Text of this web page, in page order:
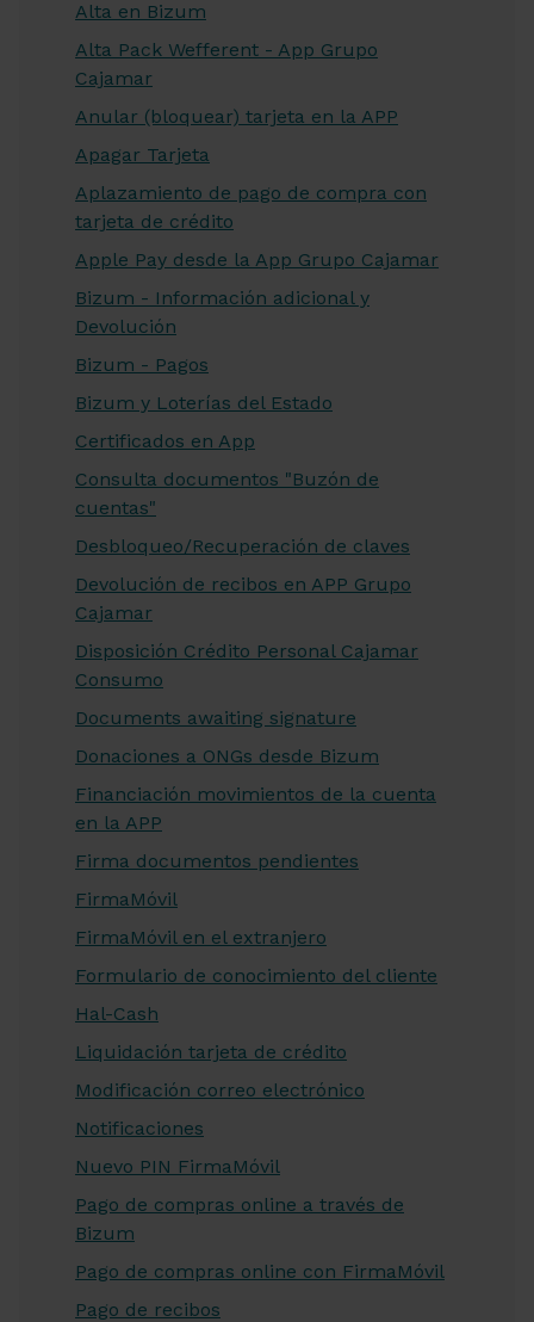
Alta en Bizum
Alta Pack Wefferent - App Grupo
Cajamar
Anular (bloquear) tarjeta en la APP
Apagar Tarjeta
Aplazamiento de pago de compra con
tarjeta de crédito
Apple Pay desde la App Grupo Cajamar
Bizum - Información adicional y
Devolución
Bizum - Pagos
Bizum y Loterías del Estado
Certificados en App
Consulta documentos "Buzón de
cuentas"
Desbloqueo/Recuperación de claves
Devolución de recibos en APP Grupo
Cajamar
Disposición Crédito Personal Cajamar
Consumo
Documents awaiting signature
Donaciones a ONGs desde Bizum
Financiación movimientos de la cuenta
en la APP
Firma documentos pendientes
FirmaMóvil
FirmaMóvil en el extranjero
Formulario de conocimiento del cliente
Hal-Cash
Liquidación tarjeta de crédito
Modificación correo electrónico
Notificaciones
Nuevo PIN FirmaMóvil
Pago de compras online a través de
Bizum
Pago de compras online con FirmaMóvil
Pago de recibos